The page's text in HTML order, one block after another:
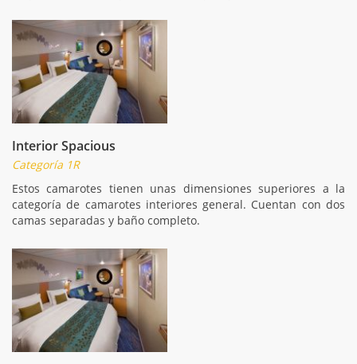
Interior Spacious
Categoría 1R
Estos camarotes tienen unas dimensiones superiores a la
categoría de camarotes interiores general. Cuentan con dos
camas separadas y baño completo.